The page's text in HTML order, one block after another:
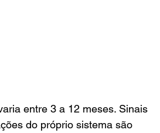
entre 3 a 12 meses. Sinais
do próprio sistema são